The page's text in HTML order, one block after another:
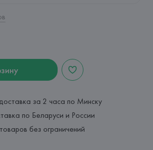
за 2 часа по Минску
по Беларуси и России
без ограничений